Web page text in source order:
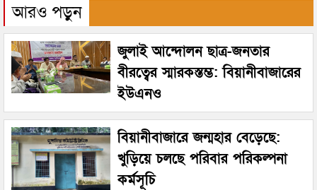
আরও পড়ুন
জুলাই আন্দোলন ছাত্র-জনতার
বীরত্বের স্মারকস্তম্ভ: বিয়ানীবাজারের
ইউএনও
বিয়ানীবাজারে জন্মহার বেড়েছে:
খুড়িয়ে চলছে পরিবার পরিকল্পনা
কর্মসূচি